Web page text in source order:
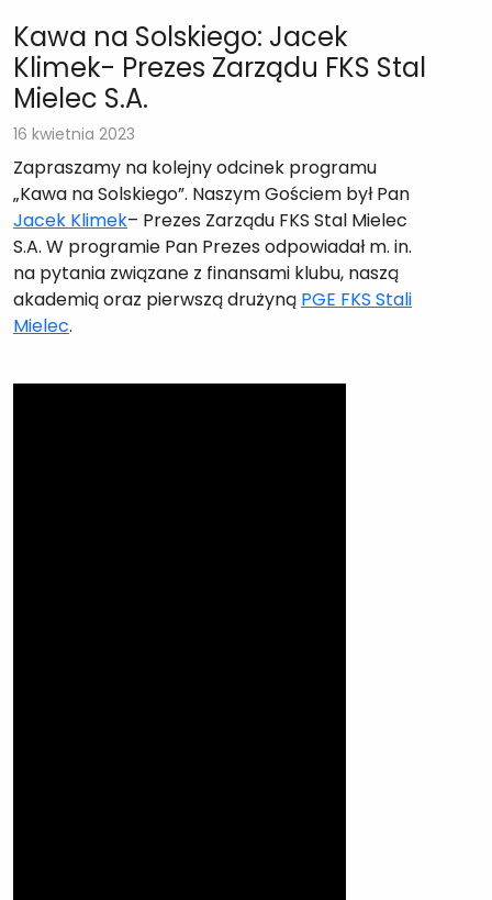
Kawa na Solskiego: Jacek
Klimek- Prezes Zarządu FKS Stal
Mielec S.A.
16 kwietnia 2023
Zapraszamy na kolejny odcinek programu
„Kawa na Solskiego”. Naszym Gościem był Pan
Jacek Klimek– Prezes Zarządu FKS Stal Mielec
S.A. W programie Pan Prezes odpowiadał m. in.
na pytania związane z finansami klubu, naszą
akademią oraz pierwszą drużyną PGE FKS Stali
Mielec.